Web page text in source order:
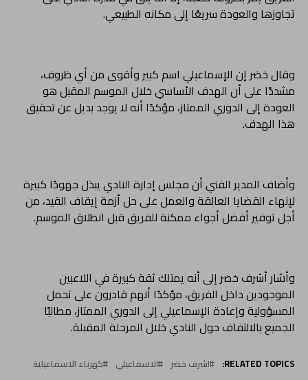
تجاوزها والعودة سريعًا إلى مكانه الطبيعي.
وقال خضر إن الإسماعيلي اسم كبير وأقوى من أي ظروف،
مشددًا على أن الهدف الأساسي خلال الموسم المقبل هو
العودة إلى الدوري الممتاز، مؤكدًا أنه لا يوجد بديل عن تحقيق
هذا الهدف.
وأضاف المدير الفني أن مجلس إدارة النادي يبذل جهودًا كبيرة
لإنهاء القضايا العالقة والعمل على حل أزمة إيقاف القيد، من
أجل توفير أفضل أجواء ممكنة للفريق قبل انطلاق الموسم.
وأشار أشرف خضر إلى أنه يمتلك ثقة كبيرة في اللاعبين
الموجودين داخل الفريق، مؤكدًا أنهم قادرون على تحمل
المسؤولية وإعادة الإسماعيلي إلى الدوري الممتاز، مطالبًا
الجميع بالالتفاف حول النادي خلال المرحلة المقبلة.
RELATED TOPICS: اشرف خضر الاسماعيلي كهرباء الاسماعيلية